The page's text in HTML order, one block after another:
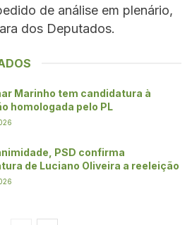
de análise em plenário,
dos Deputados.
Marinho tem candidatura à
homologada pelo PL
PSD confirma
de Luciano Oliveira a reeleição